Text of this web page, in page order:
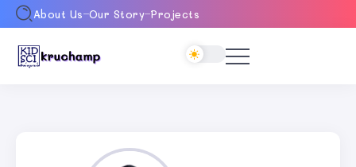
About Us Our Story Projects